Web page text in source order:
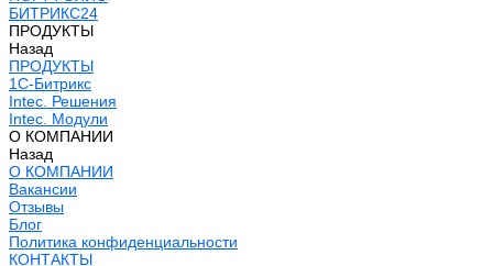
БИТРИКС24
ПРОДУКТЫ
Назад
ПРОДУКТЫ
1С-Битрикс
Intec. Решения
Intec. Модули
О КОМПАНИИ
Назад
О КОМПАНИИ
Вакансии
Отзывы
Блог
Политика конфиденциальности
КОНТАКТЫ